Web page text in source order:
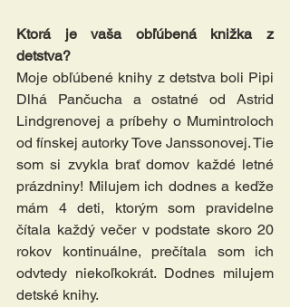
Ktorá je vaša obľúbená knižka z
detstva?
Moje obľúbené knihy z detstva boli Pipi
Dlhá Pančucha a ostatné od Astrid
Lindgrenovej a príbehy o Mumintroloch
od fínskej autorky Tove Janssonovej. Tie
som si zvykla brať domov každé letné
prázdniny! Milujem ich dodnes a keďže
mám 4 deti, ktorým som pravidelne
čítala každý večer v podstate skoro 20
rokov kontinuálne, prečítala som ich
odvtedy niekoľkokrát. Dodnes milujem
detské knihy.